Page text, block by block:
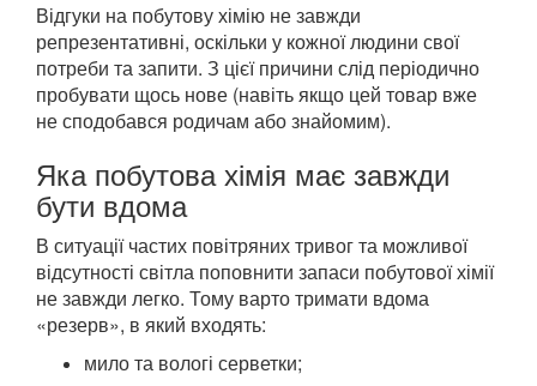
Відгуки на побутову хімію не завжди
репрезентативні, оскільки у кожної людини свої
потреби та запити. З цієї причини слід періодично
пробувати щось нове (навіть якщо цей товар вже
не сподобався родичам або знайомим).
Яка побутова хімія має завжди
бути вдома
В ситуації частих повітряних тривог та можливої
відсутності світла поповнити запаси побутової хімії
не завжди легко. Тому варто тримати вдома
«резерв», в який входять:
мило та вологі серветки;